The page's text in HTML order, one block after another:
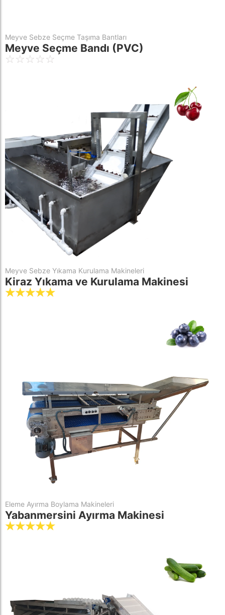
Meyve Sebze Seçme Taşıma Bantları
Meyve Seçme Bandı (PVC)
☆☆☆☆☆
Meyve Sebze Yıkama Kurulama Makineleri
Kiraz Yıkama ve Kurulama Makinesi
☆☆☆☆☆
Eleme Ayırma Boylama Makineleri
Yabanmersini Ayırma Makinesi
☆☆☆☆☆